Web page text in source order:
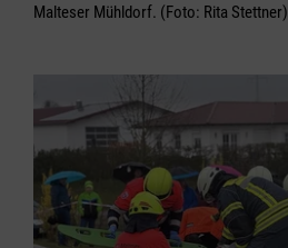
Malteser Mühldorf. (Foto: Rita Stettner)